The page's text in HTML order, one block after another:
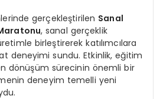
gerçekleştirilen Sanal
, sanal gerçeklik
birleştirerek katılımcılara
deneyimi sundu. Etkinlik, eğitim
dönüşüm sürecinin önemli bir
deneyim temelli yeni